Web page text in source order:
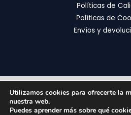
Políticas de
Políticas de
Envíos y
Copyright © 2026 |
Utilizamos cookies para ofrecerte la
nuestra web.
Puedes aprender más sobre qué